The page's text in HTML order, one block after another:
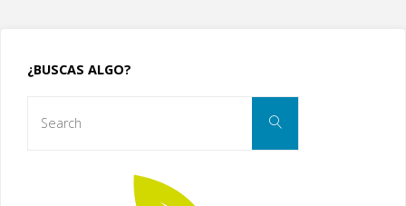
¿BUSCAS ALGO?
Search